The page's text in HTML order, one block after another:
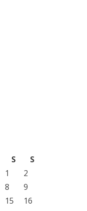
S
S
1
2
8
9
15
16